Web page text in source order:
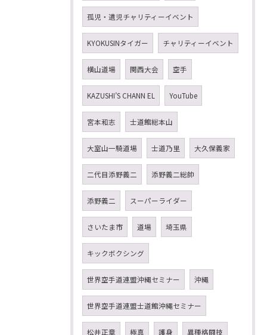
孤児・遺児チャリティーイベント
KYOKUSINタイガー チャリティーイベント
横山道場 関西大会 空手
KAZUSHI’S CHANN EL YouTube
宮本和志 士道館総本山
大室山一騎道場 士道乃里 大久保義家
二代目添野義二 添野義二総帥
添野義二 スーパーライダー
さいたま市 道場 埼玉県
キックボクシング
世界空手道連盟沖縄セミナー 沖縄
世界空手道連盟士道館沖縄セミナー
松井正章 極真 護身 異種格闘技